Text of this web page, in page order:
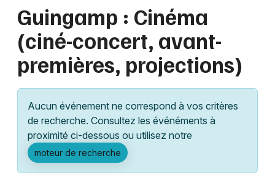
Grands événements
Manifestations
Foires & salons
Bordeaux
Colmar
Lille
Lyon
Marseille
Mulhouse
Montpellier
Guingamp : Cinéma
(ciné-concert, avant-
premières, projections)
Aucun événement ne correspond à vos critères
de recherche. Consultez les événéments à
proximité ci-dessous ou utilisez notre
moteur de recherche
Partout
Près de moi Changer de lieu
Quand ?
Effacer les dates
Aujourd'hui
Demain Ce week-end Autre